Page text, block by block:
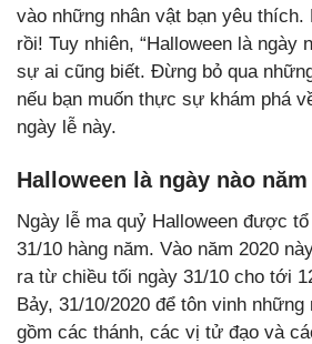
vào những nhân vật bạn yêu thích.
rồi! Tuy nhiên, “Halloween là ngày
sự ai cũng biết. Đừng bỏ qua
nếu bạn muốn thực sự khám phá
ngày lễ này.
Halloween là ngày nào năm
Ngày lễ ma quỷ Halloween được
31/10 hàng năm. Vào năm 2020
ra từ chiều tối ngày 31/10 cho tới
Bảy, 31/10/2020 để tôn vinh
gồm các thánh, các vị tử đạo và